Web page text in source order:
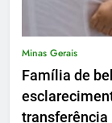
Minas Gerais
Família de
transferência